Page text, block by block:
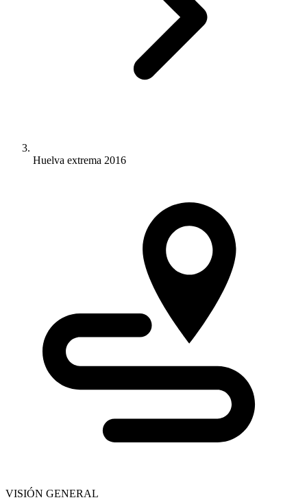
Huelva extrema 2016
VISIÓN GENERAL